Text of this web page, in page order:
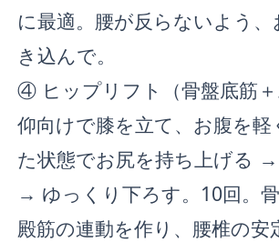
に最適。腰が反らないよう、
き込んで。
④ ヒップリフト（骨盤底筋＋
仰向けで膝を立て、お腹を軽
た状態でお尻を持ち上げる
→ ゆっくり下ろす。10回。
殿筋の連動を作り、腰椎の安